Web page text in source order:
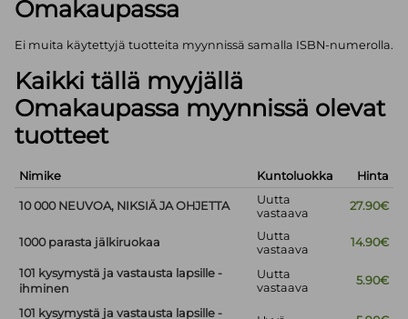
Omakaupassa
Ei muita käytettyjä tuotteita myynnissä samalla ISBN-numerolla.
Kaikki tällä myyjällä
Omakaupassa myynnissä olevat
tuotteet
Nimike Kuntoluokka Hinta
10 000 NEUVOA, NIKSIÄ JA OHJETTA
Uutta
vastaava
27.90€
1000 parasta jälkiruokaa
Uutta
vastaava
14.90€
101 kysymystä ja vastausta lapsille -
ihminen
Uutta
vastaava
5.90€
101 kysymystä ja vastausta lapsille -